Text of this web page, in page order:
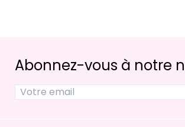
Abonnez-vous à notre